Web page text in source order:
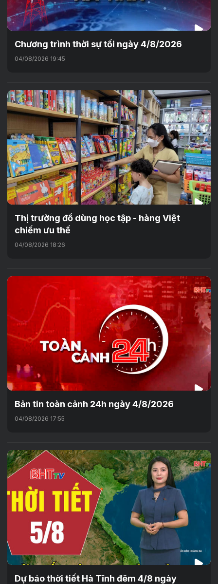
Chương trình thời sự tối ngày 4/8/2026
04/08/2026 19:45
Thị trường đồ dùng học tập - hàng Việt
chiếm ưu thế
04/08/2026 18:26
Bản tin toàn cảnh 24h ngày 4/8/2026
04/08/2026 17:55
Dự báo thời tiết Hà Tĩnh đêm 4/8 ngày